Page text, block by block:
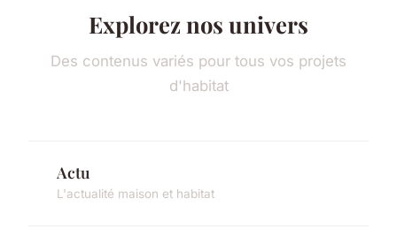
Explorez nos univers
Des contenus variés pour tous vos projets
d'habitat
Actu
L'actualité maison et habitat